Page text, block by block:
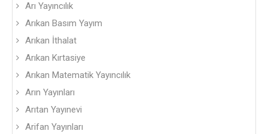
Arı Yayıncılık
Arıkan Basım Yayım
Arıkan İthalat
Arıkan Kırtasiye
Arıkan Matematik Yayıncılık
Arın Yayınları
Arıtan Yayınevi
Arifan Yayınları